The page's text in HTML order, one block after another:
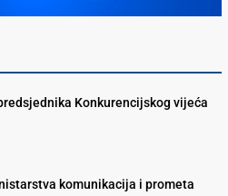
Konkurencijskog vijeća
komunikacija i prometa